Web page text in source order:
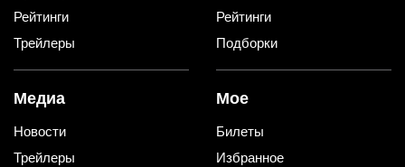
Рейтинги
Трейлеры
Рейтинги
Подборки
Медиа
Новости
Трейлеры
Мое
Билеты
Избранное